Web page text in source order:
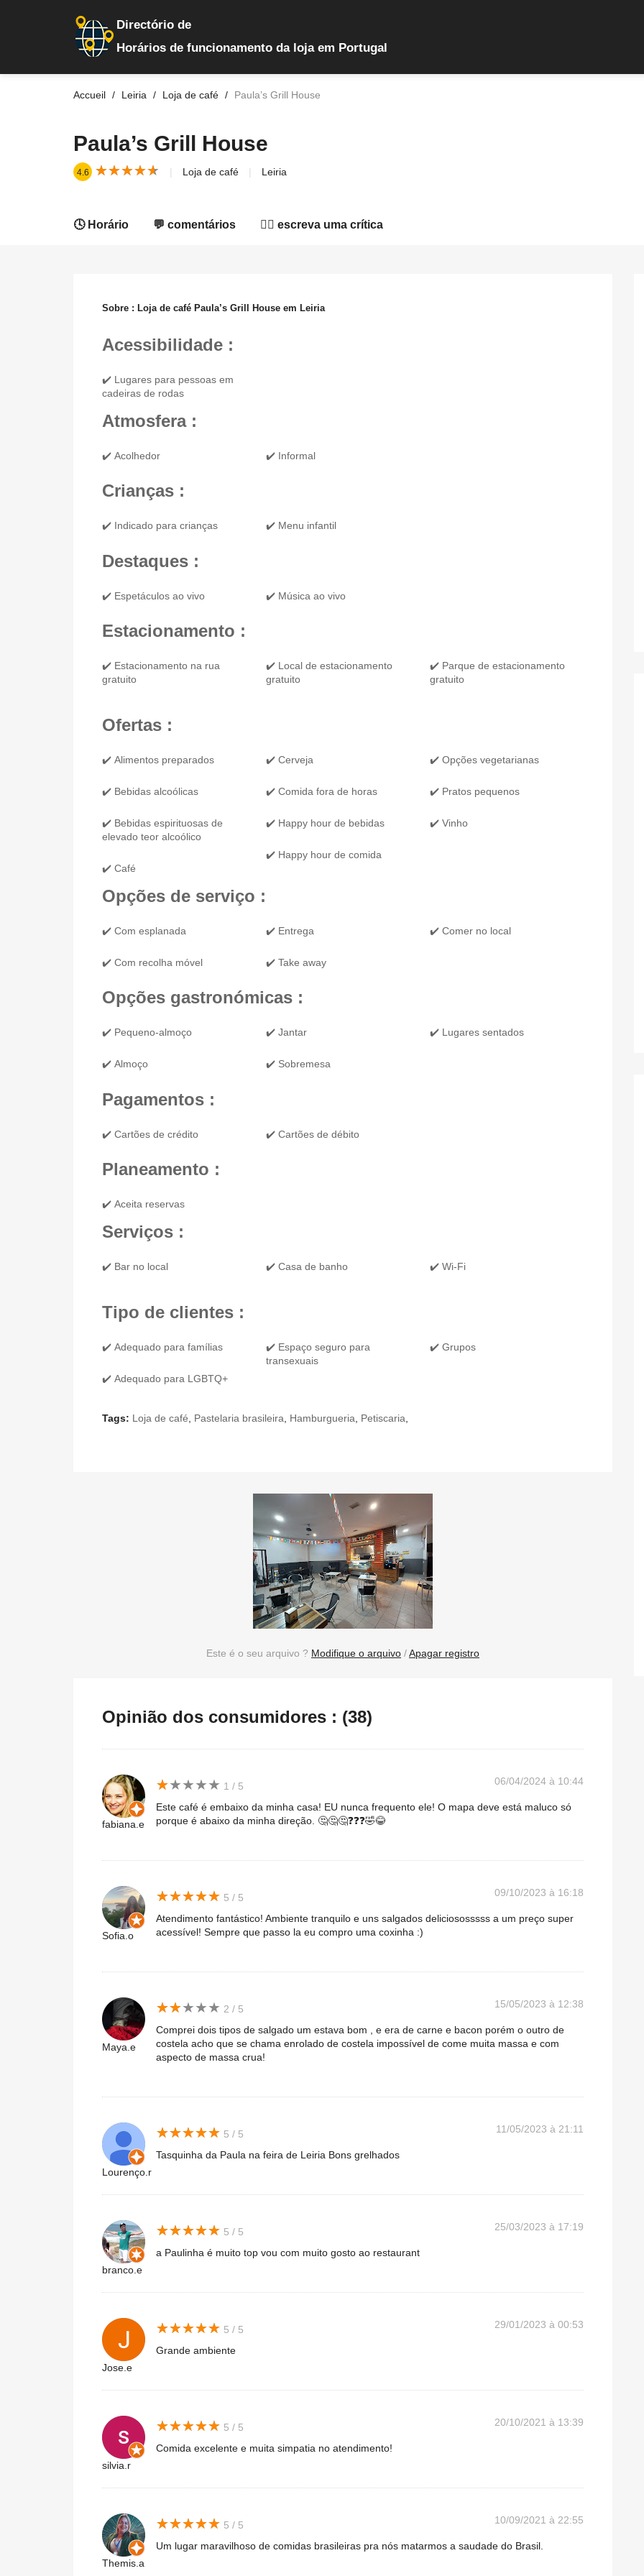
Directório de
Horários de funcionamento da loja em Portugal
Accueil Leiria Loja de café Paula’s Grill House
Paula’s Grill House
4.6 ★★★★★
★★★★★ Loja de café Leiria
🕓 Horário 💬 comentários ✍🏻 escreva uma crítica
Sobre : Loja de café Paula’s Grill House em Leiria
Acessibilidade :
✔️ Lugares para pessoas em
cadeiras de rodas
Atmosfera :
✔️ Acolhedor ✔️ Informal
Crianças :
✔️ Indicado para crianças ✔️ Menu infantil
Destaques :
✔️ Espetáculos ao vivo ✔️ Música ao vivo
Estacionamento :
✔️ Estacionamento na rua
gratuito
✔️ Local de estacionamento
gratuito
✔️ Parque de estacionamento
gratuito
Ofertas :
✔️ Alimentos preparados
✔️ Bebidas alcoólicas
✔️ Bebidas espirituosas de
elevado teor alcoólico
✔️ Café
✔️ Cerveja
✔️ Comida fora de horas
✔️ Happy hour de bebidas
✔️ Happy hour de comida
✔️ Opções vegetarianas
✔️ Pratos pequenos
✔️ Vinho
Opções de serviço :
✔️ Com esplanada
✔️ Com recolha móvel
✔️ Entrega
✔️ Take away
✔️ Comer no local
Opções gastronómicas :
✔️ Pequeno-almoço
✔️ Almoço
✔️ Jantar
✔️ Sobremesa
✔️ Lugares sentados
Pagamentos :
✔️ Cartões de crédito ✔️ Cartões de débito
Planeamento :
✔️ Aceita reservas
Serviços :
✔️ Bar no local ✔️ Casa de banho ✔️ Wi-Fi
Tipo de clientes :
✔️ Adequado para famílias
✔️ Adequado para LGBTQ+
✔️ Espaço seguro para
transexuais
✔️ Grupos
Tags: Loja de café Pastelaria brasileira Hamburgueria Petiscaria
Este é o seu arquivo ? Modifique o arquivo /Apagar registro
Opinião dos consumidores : (38)
fabiana.e
★★★★★
★★★★★ 1 / 5 06/04/2024 à 10:44
Este café é embaixo da minha casa! EU nunca frequento ele! O mapa deve está maluco só
porque é abaixo da minha direção. 🤔🤔🤔❓❓❓🤣😂
Sofia.o
★★★★★
★★★★★ 5 / 5 09/10/2023 à 16:18
Atendimento fantástico! Ambiente tranquilo e uns salgados deliciososssss a um preço super
acessível! Sempre que passo la eu compro uma coxinha :)
Maya.e
★★★★★
★★★★★ 2 / 5 15/05/2023 à 12:38
Comprei dois tipos de salgado um estava bom , e era de carne e bacon porém o outro de
costela acho que se chama enrolado de costela impossível de come muita massa e com
aspecto de massa crua!
Lourenço.r
★★★★★
★★★★★ 5 / 5 11/05/2023 à 21:11
Tasquinha da Paula na feira de Leiria Bons grelhados
branco.e
★★★★★
★★★★★ 5 / 5 25/03/2023 à 17:19
a Paulinha é muito top vou com muito gosto ao restaurant
Jose.e
★★★★★
★★★★★ 5 / 5 29/01/2023 à 00:53
Grande ambiente
silvia.r
★★★★★
★★★★★ 5 / 5 20/10/2021 à 13:39
Comida excelente e muita simpatia no atendimento!
Themis.a
★★★★★
★★★★★ 5 / 5 10/09/2021 à 22:55
Um lugar maravilhoso de comidas brasileiras pra nós matarmos a saudade do Brasil.